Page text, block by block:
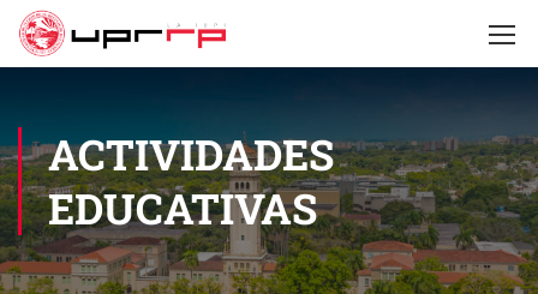
ACTIVIDADES
EDUCATIVAS